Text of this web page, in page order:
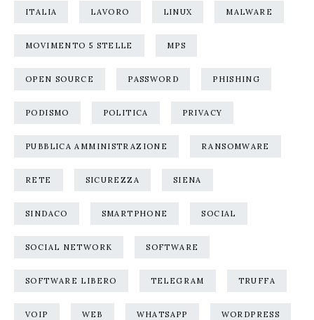
ITALIA LAVORO LINUX MALWARE
MOVIMENTO 5 STELLE MPS
OPEN SOURCE PASSWORD PHISHING
PODISMO POLITICA PRIVACY
PUBBLICA AMMINISTRAZIONE RANSOMWARE
RETE SICUREZZA SIENA
SINDACO SMARTPHONE SOCIAL
SOCIAL NETWORK SOFTWARE
SOFTWARE LIBERO TELEGRAM TRUFFA
VOIP WEB WHATSAPP WORDPRESS